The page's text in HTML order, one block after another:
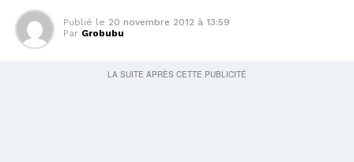
Publié le 20 novembre 2012 à 13:59
Par Grobubu